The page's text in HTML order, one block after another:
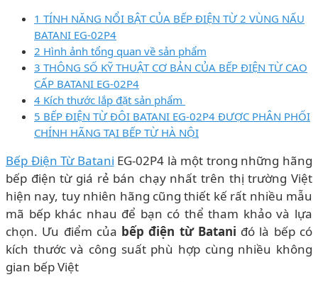
1 TÍNH NĂNG NỔI BẬT CỦA BẾP ĐIỆN TỪ 2 VÙNG NẤU
BATANI EG-02P4
2 Hình ảnh tổng quan về sản phẩm
3 THÔNG SỐ KỸ THUẬT CƠ BẢN CỦA BẾP ĐIỆN TỪ CAO
CẤP BATANI EG-02P4
4 Kích thước lắp đặt sản phẩm
5 BẾP ĐIỆN TỪ ĐÔI BATANI EG-02P4 ĐƯỢC PHÂN PHỐI
CHÍNH HÃNG TẠI BẾP TỪ HÀ NỘI
Bếp Điện Từ Batani EG-02P4 là một trong những hãng
bếp điện từ giá rẻ bán chạy nhất trên thị trường Việt
hiện nay, tuy nhiên hãng cũng thiết kế rất nhiều mẫu
mã bếp khác nhau để bạn có thể tham khảo và lựa
chọn. Ưu điểm của bếp điện từ Batani đó là bếp có
kích thước và công suất phù hợp cùng nhiều không
gian bếp Việt